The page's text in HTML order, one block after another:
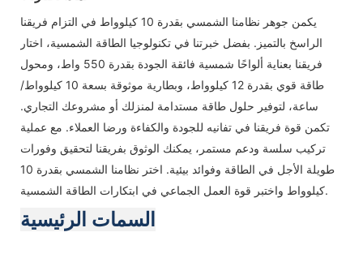
يكمن جوهر نظامنا الشمسي بقدرة 10 كيلوواط في التزام فريقنا
الراسخ بالتميز. بفضل خبرتنا في تكنولوجيا الطاقة الشمسية، اختار
فريقنا بعناية ألواحًا شمسية فائقة الجودة بقدرة 550 واط، ومحول
طاقة قوي بقدرة 12 كيلوواط، وبطارية موثوقة بسعة 10 كيلوواط/
ساعة، لتوفير حلول طاقة مستدامة لمنزلك أو مشروعك التجاري.
تكمن قوة فريقنا في تفانيه للجودة والكفاءة ورضا العملاء. مع عملية
تركيب سلسة ودعم مستمر، يمكنك الوثوق بفريقنا لتحقيق وفورات
طويلة الأجل في الطاقة وفوائد بيئية. اختر نظامنا الشمسي بقدرة 10
كيلوواط واختبر قوة العمل الجماعي في ابتكارات الطاقة الشمسية.
السمات الرئيسية